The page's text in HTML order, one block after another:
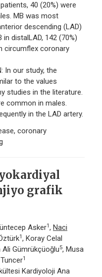
40 (20%) were
MB was most
descending (LAD)
distalLAD, 142 (70%)
circumflex coronary
In our study, the
to the values
studies in the literature.
common in males.
in the LAD artery.
coronary
grafik
Asker1, Naci
1, Koray Celal
Ali Gümrükçüoğlu5, Musa
1
Kardiyoloji Ana